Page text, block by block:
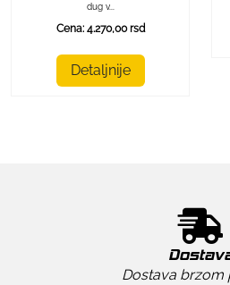
dug v...
Cena: 4.270,00 rsd
Detaljnije
Dostava brzom